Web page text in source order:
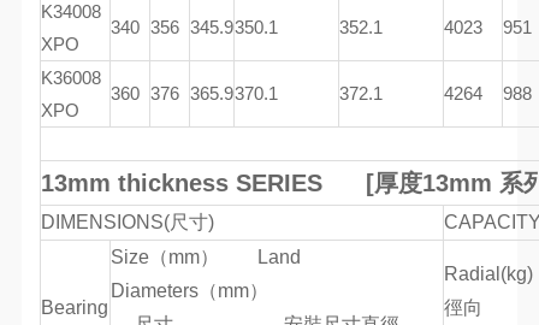
K34008
XPO
340 356 345.9350.1 352.1 4023 951
K36008
XPO
360 376 365.9370.1 372.1 4264 988
13mm thickness SERIES [厚度13mm 系
DIMENSIONS(尺寸)
Bearing
Size（mm） Land
Diameters（mm）
徑